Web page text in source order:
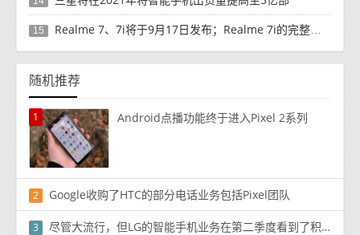
15 Realme 7、7i将于9月17日发布；Realme 7i的完整规格并导致泄漏
随机推荐
1 Android点播功能终于进入Pixel 2系列
2 Google收购了HTC的部分电话业务包括Pixel团队
3 尽管大流行，但LG的智能手机业务在第二季度看到了积极的趋势